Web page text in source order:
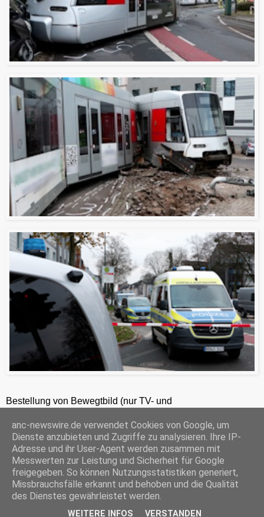
Bestellung von Bewegtbild (nur TV- und
ANC-NEWS-TELEVISION GmbH, Laaksweg 7, 45359 Essen, HRB 12411, Amtsgericht Essen, Geschäftsführer: C. Anhuth
C
o
p
y
L
i
E
m
a
i
l
W
h
a
t
s
A
P
r
i
n
F
r
i
S
h
a
r
e
‹ Startseite
© ANC-NEWS | Impressummit derDatenschutzerklärung
anc-newswire.de verwendet Cookies von Google, um
Dienste anzubieten und Zugriffe zu analysieren. Ihre IP-
Adresse und ihr User-Agent werden zusammen mit
Messwerten zur Leistung und Sicherheit für Google
freigegeben. So können Nutzungsstatistiken generiert,
Missbrauchsfälle erkannt und behoben und die Qualität
des Dienstes gewährleistet werden.
WEITERE INFOS VERSTANDEN